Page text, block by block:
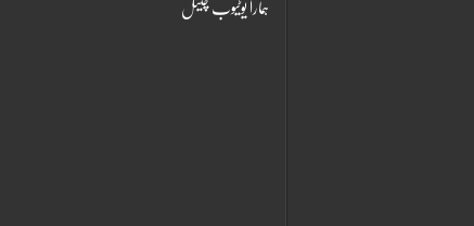
ہمارا یوٹیوب چینل